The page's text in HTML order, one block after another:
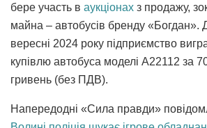
бере участь в аукціонах з продажу,
майна – автобусів бренду «Богдан».
вересні 2024 року підприємство
купівлю автобуса моделі А22112 за
гривень (без ПДВ).
Напередодні «Сила правди»